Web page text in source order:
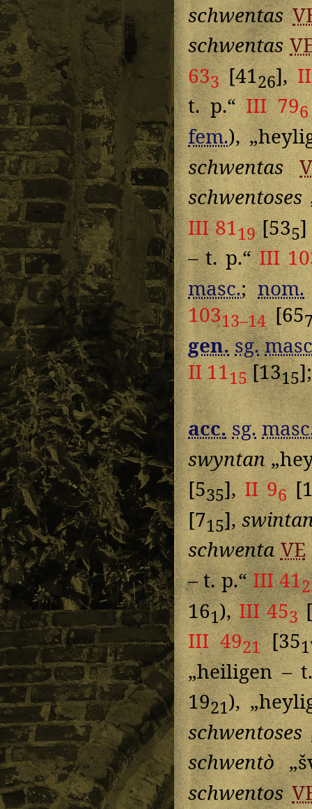
schwentas
schwentas
633[4126],
t. p.“III 796
fem.),
schwentas
schwentoses
III 8119[535]
– t. p.“III
masc.;nom.
10313–14[65
gen. sg.
II 1115[1315];
acc. sg.
swyntan
[535],II 96
[715],
schwenta VE
– t. p.“III 41
161),III 453
III 4921[35
„heiligen –
1921),
schwentoses
schwentò
schwentos